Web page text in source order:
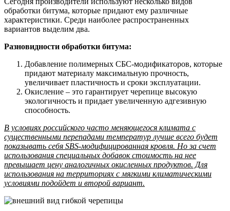
обработки битума, которые придают ему различные
характеристики. Среди наиболее распространенных
вариантов выделим два.
Разновидности обработки битума:
Добавление полимерных СБС-модификаторов, которые
придают материалу максимальную прочность,
увеличивает пластичность и сроки эксплуатации.
Окисление – это гарантирует черепице высокую
экологичность и придает увеличенную адгезивную
способность.
В условиях российского часто меняющегося климата с
существенными перепадами температур лучше всего будет
показывать себя SBS-модифицированная кровля. Но за счет
использования специальных добавок стоимость на нее
превышает цену аналогичных окисленных продуктов. Для
использования на территориях с мягкими климатическими
условиями подойдет и второй вариант.